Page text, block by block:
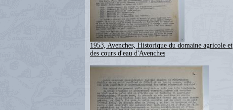
1953, Avenches, Historique du domaine agricole et
des cours d'eau d'Avenches